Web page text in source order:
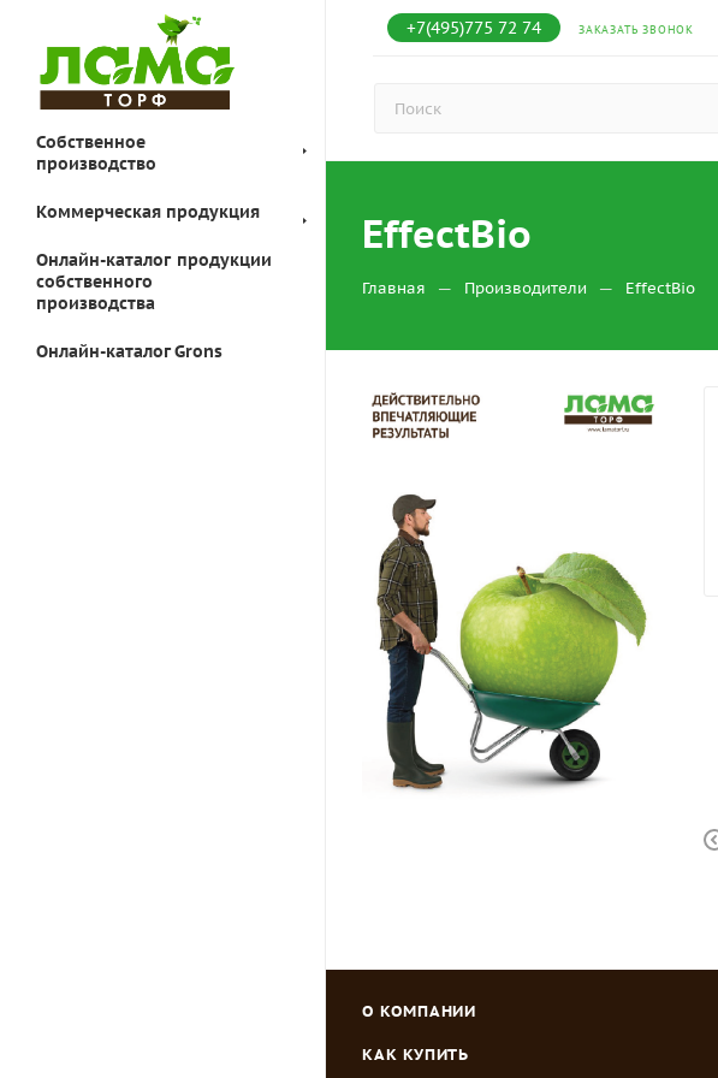
+7(495)775 72 74 ЗАКАЗАТЬ ЗВОНОК
Собственное
производство
Коммерческая продукция
Онлайн-каталог продукции
собственного
производства
Онлайн-каталог Grons
EffectBio
Главная — Производители — EffectBio
О КОМПАНИИ
КАК КУПИТЬ